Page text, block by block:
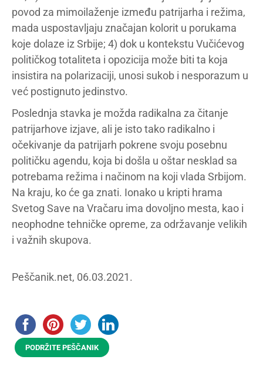
povod za mimoilaženje između patrijarha i režima,
mada uspostavljaju značajan kolorit u porukama
koje dolaze iz Srbije; 4) dok u kontekstu Vučićevog
političkog totaliteta i opozicija može biti ta koja
insistira na polarizaciji, unosi sukob i nesporazum u
već postignuto jedinstvo.
Poslednja stavka je možda radikalna za čitanje
patrijarhove izjave, ali je isto tako radikalno i
očekivanje da patrijarh pokrene svoju posebnu
političku agendu, koja bi došla u oštar nesklad sa
potrebama režima i načinom na koji vlada Srbijom.
Na kraju, ko će ga znati. Ionako u kripti hrama
Svetog Save na Vračaru ima dovoljno mesta, kao i
neophodne tehničke opreme, za održavanje velikih
i važnih skupova.
Peščanik.net, 06.03.2021.
PODRŽITE PEŠČANIK